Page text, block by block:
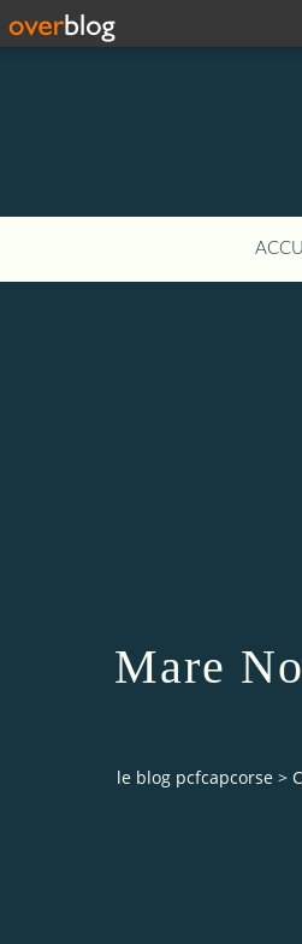
Mare
le blog pcfcapcorse >